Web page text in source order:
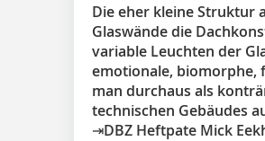
Die eher kleine Struktur
Glaswände die
variable Leuchten der
emotionale, biomorphe,
man durchaus als
technischen Gebäudes
⇥DBZ Heftpate Mick